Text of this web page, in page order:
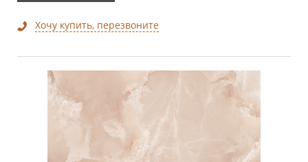
Хочу купить, перезвоните